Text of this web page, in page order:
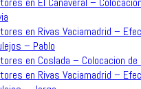
en Rivas Vaciamadrid –
– Pablo
en Coslada – Colocacion
en Rivas Vaciamadrid –